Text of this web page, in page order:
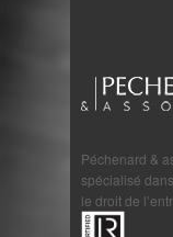
Péchenard &
spécialisé
le droit de